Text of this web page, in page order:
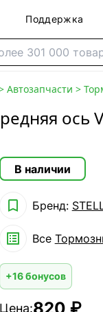
Поддержка
Автозапчасти >
ось
В наличии
 Бренд:
 Все
+16 бонусов
Цена: